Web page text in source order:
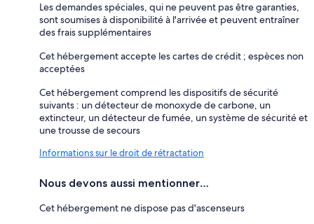
Les demandes spéciales, qui ne peuvent pas être garanties,
sont soumises à disponibilité à l'arrivée et peuvent entraîner
des frais supplémentaires
Cet hébergement accepte les cartes de crédit ; espèces non
acceptées
Cet hébergement comprend les dispositifs de sécurité
suivants : un détecteur de monoxyde de carbone, un
extincteur, un détecteur de fumée, un système de sécurité et
une trousse de secours
Informations sur le droit de rétractation
Nous devons aussi mentionner…
Cet hébergement ne dispose pas d'ascenseurs